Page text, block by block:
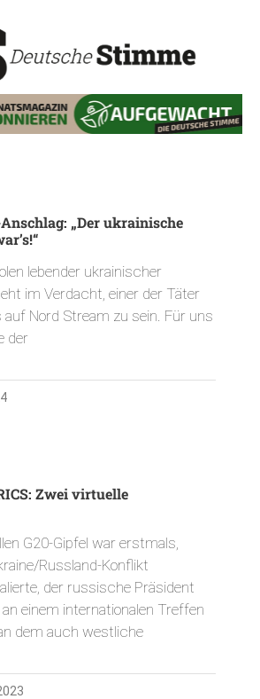
„Der ukrainische
lebender ukrainischer
im Verdacht, einer der Täter
Nord Stream zu sein. Für uns
der
Zwei virtuelle
G20-Gipfel war erstmals,
Russland-Konflikt
der russische Präsident
einem internationalen Treffen
dem auch westliche